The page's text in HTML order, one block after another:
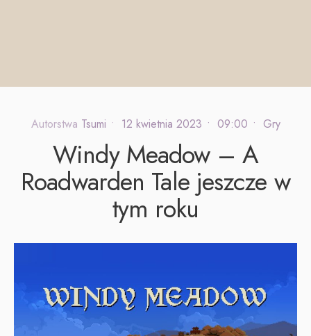
Autorstwa Tsumi • 12 kwietnia 2023 • 09:00 • Gry
Windy Meadow – A
Roadwarden Tale jeszcze w
tym roku